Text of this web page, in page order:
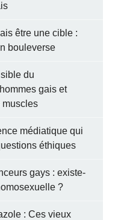
être une cible :
bouleverse
du
gais et
muscles
médiatique qui
éthiques
gays : existe-
?
: Ces vieux